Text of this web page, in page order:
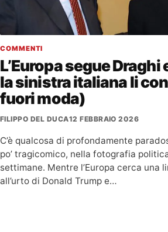
COMMENTI
L’Europa segue Draghi
la sinistra italiana li
fuori moda)
FILIPPO DEL DUCA12 FEBBRAIO 2026
C’è qualcosa di profondamente
po’ tragicomico, nella fotografia
settimane. Mentre l’Europa cerca una
all’urto di Donald Trump e…